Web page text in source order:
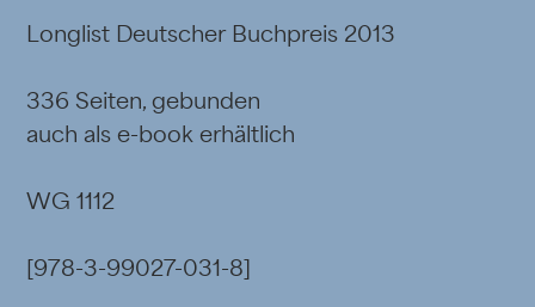
Longlist Deutscher Buchpreis 2013
336 Seiten, gebunden
auch als e-book erhältlich
WG 1112
[978-3-99027-031-8]